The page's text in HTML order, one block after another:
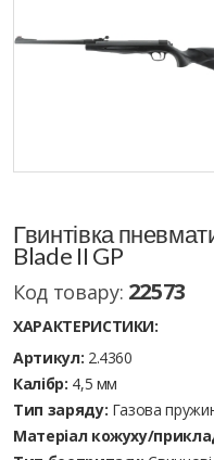
Гвинтівка
Blade II GP
Код товару: 22573
ХАРАКТЕРИСТИКИ:
Артикул: 2.4360
Калібр: 4,5 мм
Тип заряду: Газова
Матеріал кожуху/